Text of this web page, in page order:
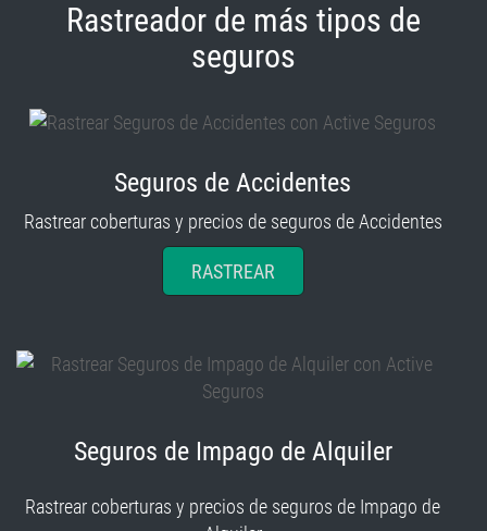
Rastreador de más tipos de
seguros
Seguros de Accidentes
Rastrear coberturas y precios de seguros de Accidentes
RASTREAR
Seguros de Impago de Alquiler
Rastrear coberturas y precios de seguros de Impago de